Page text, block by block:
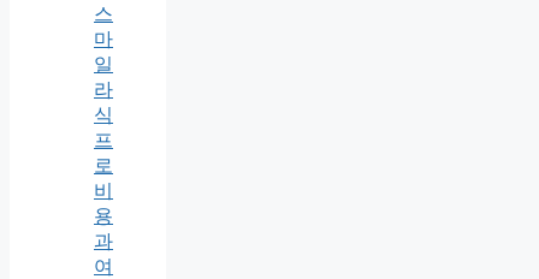
스
마
일
라
식
프
로
비
용
과
여